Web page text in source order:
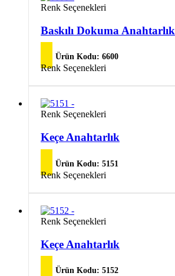
varyasyonu
var.
Seçenekler
ürün
seçilebilir
Renk Seçenekleri
Baskılı Dokuma Anahtarlık
Ürün Kodu: 6600
Renk Seçenekleri
Renk Seçenekleri
Keçe Anahtarlık
Ürün Kodu: 5151
Renk Seçenekleri
Renk Seçenekleri
Keçe Anahtarlık
Ürün Kodu: 5152